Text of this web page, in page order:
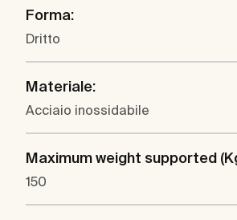
Forma:
Dritto
Materiale:
Acciaio inossidabile
Maximum weight supported
150